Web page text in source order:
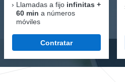
Llamadas a fijo infinitas +
60 min a números
móviles
Contratar